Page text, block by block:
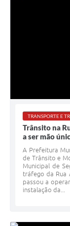
E-SUS
Conta de água (SAS)
Cultura
PNAB 2026 - Ciclo 2
Revistas
TRANSPORTE E
Trânsito na
a ser mão
A Prefeitura
de Trânsito e
Municipal de
tráfego da Rua
passou a
instalação da...